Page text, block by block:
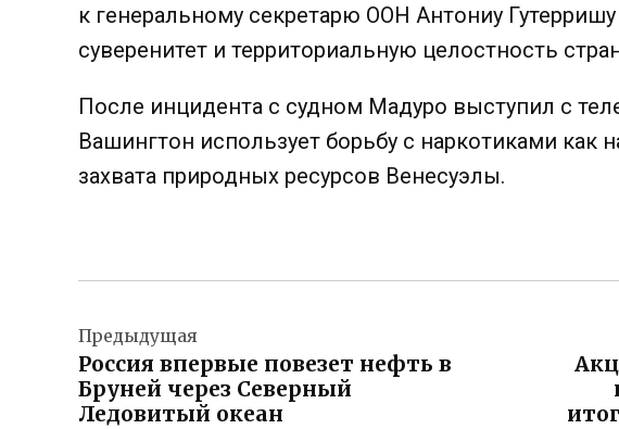
к генеральному секретарю ООН Антониу
суверенитет и территориальную целостность
После инцидента с судном Мадуро выступил с
Вашингтон использует борьбу с наркотиками как
захвата природных ресурсов Венесуэлы.
по
записям
Предыдущая
Россия впервые повезет нефть в
Бруней через Северный
Ледовитый океан